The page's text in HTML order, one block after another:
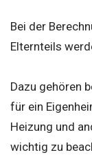
Bei der
Elternteils
Dazu gehören
für ein
Heizung und
wichtig zu